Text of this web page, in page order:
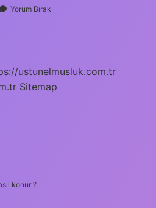
Yorum Bırak
ustunelmusluk.com.tr
Sitemap
konur ?